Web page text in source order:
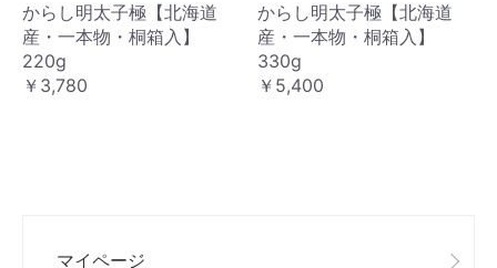
からし明太子極【北海道
産・一本物・桐箱入】
220g
￥3,780
からし明太子極【北海道
産・一本物・桐箱入】
330g
￥5,400
マイページ